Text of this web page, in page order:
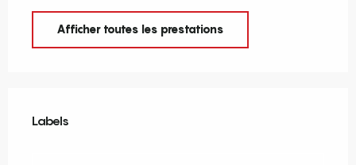
Afficher toutes les prestations
Labels
Labels